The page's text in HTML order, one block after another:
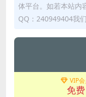
体平台。如若本站内
QQ：240949404我们
VIP
免费